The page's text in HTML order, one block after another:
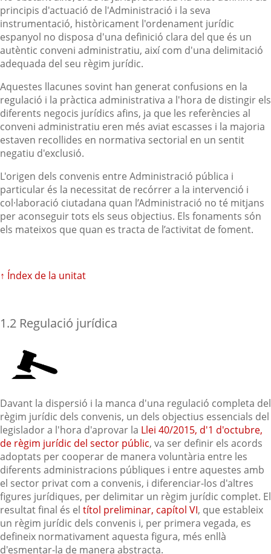
principis d'actuació de l'Administració i la seva
instrumentació, històricament l'ordenament jurídic
espanyol no disposa d'una definició clara del que és un
autèntic conveni administratiu, així com d'una delimitació
adequada del seu règim jurídic.
Aquestes llacunes sovint han generat confusions en la
regulació i la pràctica administrativa a l'hora de distingir els
diferents negocis jurídics afins, ja que les referències al
conveni administratiu eren més aviat escasses i la majoria
estaven recollides en normativa sectorial en un sentit
negatiu d'exclusió.
L'origen dels convenis entre Administració pública i
particular és la necessitat de recórrer a la intervenció i
col·laboració ciutadana quan l’Administració no té mitjans
per aconseguir tots els seus objectius. Els fonaments són
els mateixos que quan es tracta de l’activitat de foment.
↑ Índex de la unitat
1.2 Regulació jurídica
Davant la dispersió i la manca d'una regulació completa del
règim jurídic dels convenis, un dels objectius essencials del
legislador a l'hora d'aprovar la Llei 40/2015, d'1 d'octubre,
de règim jurídic del sector públic, va ser definir els acords
adoptats per cooperar de manera voluntària entre les
diferents administracions públiques i entre aquestes amb
el sector privat com a convenis, i diferenciar-los d'altres
figures jurídiques, per delimitar un règim jurídic complet. El
resultat final és el títol preliminar, capítol VI, que estableix
un règim jurídic dels convenis i, per primera vegada, es
defineix normativament aquesta figura, més enllà
d'esmentar-la de manera abstracta.